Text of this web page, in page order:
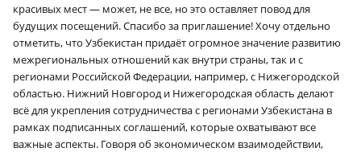
красивых мест — может, не все, но это оставляет повод для
будущих посещений. Спасибо за приглашение! Хочу отдельно
отметить, что Узбекистан придаёт огромное значение развитию
межрегиональных отношений как внутри страны, так и с
регионами Российской Федерации, например, с Нижегородской
областью. Нижний Новгород и Нижегородская область делают
всё для укрепления сотрудничества с регионами Узбекистана в
рамках подписанных соглашений, которые охватывают все
важные аспекты. Говоря об экономическом взаимодействии,